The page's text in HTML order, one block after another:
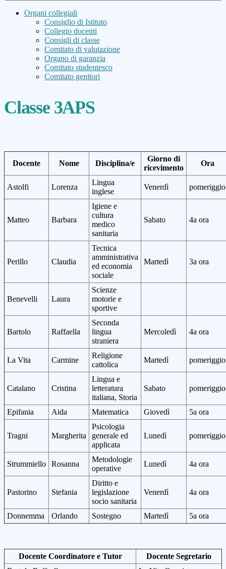
Organi collegiali
Consiglio di Istituto
Collegio docenti
Consigli di classe
Comitato di valutazione
Organo di garanzia
Comitato studentesco
Comitato genitori
Classe 3APS
Docente Nome Disciplina/e
Giorno di
ricevimento
Ora
Astolfi Lorenza
Lingua
inglese
Venerdì pomeriggio
Matteo Barbara
Igiene e
cultura
medico
sanitaria
Sabato 4a ora
Perillo Claudia
Tecnica
amministrativa
ed economia
sociale
Martedì 3a ora
Benevelli Laura
Scienze
motorie e
sportive
Bartolo Raffaella
Seconda
lingua
straniera
Mercoledì 4a ora
La Vita Carmine
Religione
cattolica
Martedì pomeriggio
Catalano Cristina
Lingua e
letteratura
italiana, Storia
Sabato pomeriggio
Epifania Aida Matematica Giovedì 5a ora
Tragni Margherita
Psicologia
generale ed
applicata
Lunedì pomeriggio
Strummiello Rosanna
Metodologie
operative
Lunedì 4a ora
Pastorino Stefania
Diritto e
legislazione
socio sanitaria
Venerdì 4a ora
Donnemma Orlando Sostegno Martedì 5a ora
Docente Coordinatore e Tutor
Docente Segretario